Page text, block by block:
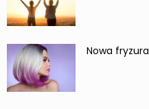
Nowa fryzura